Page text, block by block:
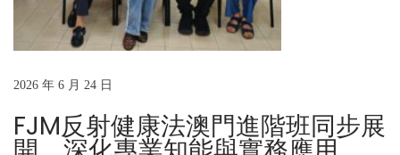
2026 年 6 月 24 日
FJM反射健康法澳門進階班同步展